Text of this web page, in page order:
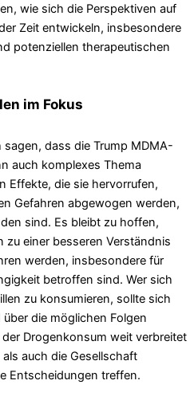
wie sich die Perspektiven auf
Zeit entwickeln, insbesondere
potenziellen therapeutischen
im Fokus
dass die Trump MDMA-
auch komplexes Thema
Effekte, die sie hervorrufen,
Gefahren abgewogen werden,
sind. Es bleibt zu hoffen,
einer besseren Verständnis
werden, insbesondere für
betroffen sind. Wer sich
zu konsumieren, sollte sich
die möglichen Folgen
Drogenkonsum weit verbreitet
auch die Gesellschaft
Entscheidungen treffen.